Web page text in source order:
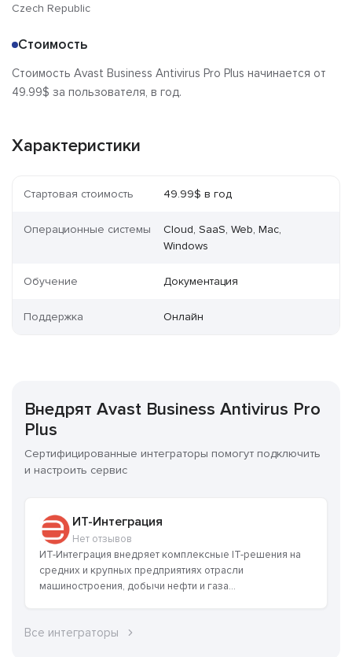
Czech Republic
Стоимость
Стоимость Avast Business Antivirus Pro Plus начинается от
49.99$ за пользователя, в год.
Характеристики
Стартовая стоимость 49.99$ в год
Операционные системы
Cloud, SaaS, Web, Mac,
Windows
Обучение Документация
Поддержка Онлайн
Внедрят Avast Business Antivirus Pro
Plus
Сертифицированные интеграторы помогут подключить
и настроить сервис
ИТ-Интеграция
Нет отзывов
ИТ-Интеграция внедряет комплексные IT-решения на
средних и крупных предприятиях отрасли
машиностроения, добычи нефти и газа...
Все интеграторы